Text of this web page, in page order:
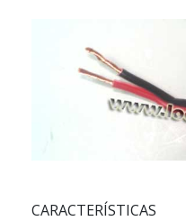
CARACTERÍSTICAS